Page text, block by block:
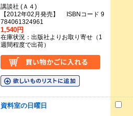
講談社 (Ａ４)
【2012年02月発売】 ISBNコード 9
784061324961
1,540円
在庫状況：出版社よりお取り寄せ（1
週間程度で出荷）
資料室の日曜日